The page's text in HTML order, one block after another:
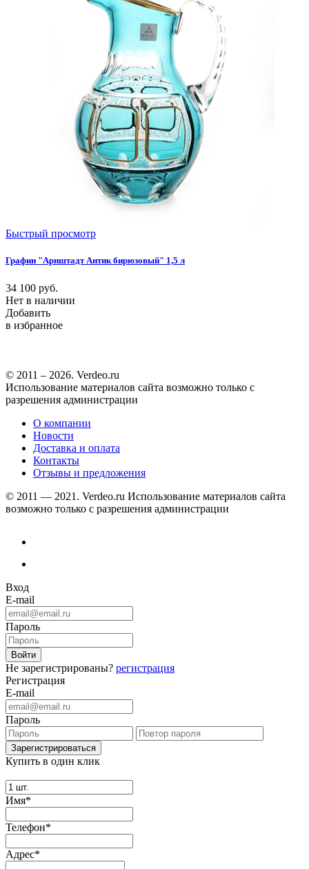
Быстрый просмотр
Графин "Арнштадт Антик бирюзовый" 1,5 л
34 100 руб.
Нет в наличии
Добавить
в избранное
© 2011 – 2026. Verdeo.ru
Использование материалов сайта возможно только с
разрешения администрации
О компании
Новости
Доставка и оплата
Контакты
Отзывы и предложения
© 2011 — 2021. Verdeo.ru Использование материалов сайта
возможно только с разрешения администрации
Вход
E-mail
Пароль
Не зарегистрированы? регистрация
Регистрация
E-mail
Пароль
Купить в один клик
Имя*
Телефон*
Адрес*